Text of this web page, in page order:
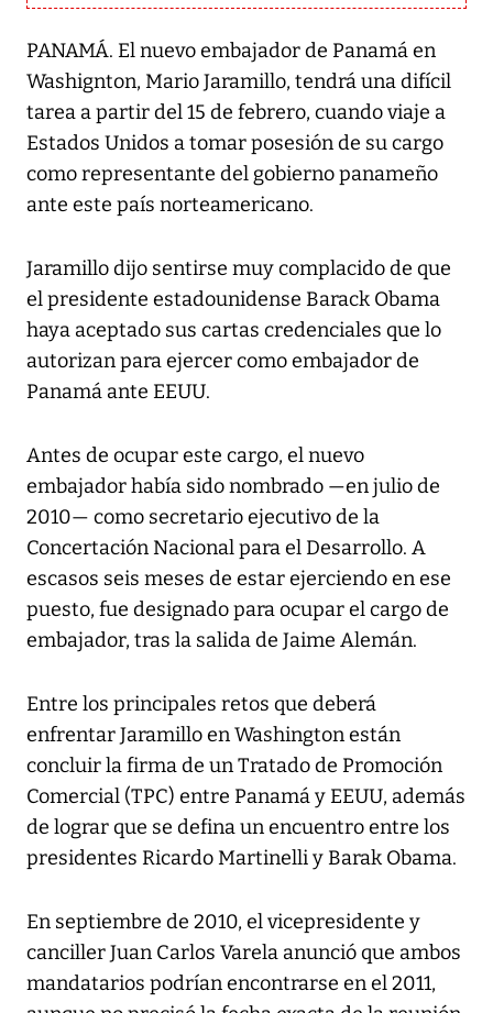
PANAMÁ. El nuevo embajador de Panamá en
Washignton, Mario Jaramillo, tendrá una difícil
tarea a partir del 15 de febrero, cuando viaje a
Estados Unidos a tomar posesión de su cargo
como representante del gobierno panameño
ante este país norteamericano.
Jaramillo dijo sentirse muy complacido de que
el presidente estadounidense Barack Obama
haya aceptado sus cartas credenciales que lo
autorizan para ejercer como embajador de
Panamá ante EEUU.
Antes de ocupar este cargo, el nuevo
embajador había sido nombrado —en julio de
2010— como secretario ejecutivo de la
Concertación Nacional para el Desarrollo. A
escasos seis meses de estar ejerciendo en ese
puesto, fue designado para ocupar el cargo de
embajador, tras la salida de Jaime Alemán.
Entre los principales retos que deberá
enfrentar Jaramillo en Washington están
concluir la firma de un Tratado de Promoción
Comercial (TPC) entre Panamá y EEUU, además
de lograr que se defina un encuentro entre los
presidentes Ricardo Martinelli y Barak Obama.
En septiembre de 2010, el vicepresidente y
canciller Juan Carlos Varela anunció que ambos
mandatarios podrían encontrarse en el 2011,